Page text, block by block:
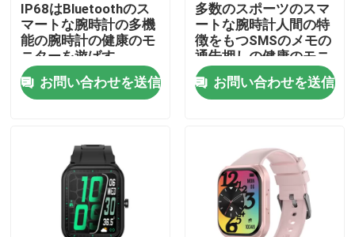
家へ
製品
工場 ツアー
品質管理
IP68はBluetoothのス
マートな腕時計の多機
能の腕時計の健康のモ
ニターを遊ばす
お問い合わせを送信
多数のスポーツのスマ
ートな腕時計人間の特
徴をもつSMSのメモの
通告押しの健康のモニ
ター
お問い合わせを送信